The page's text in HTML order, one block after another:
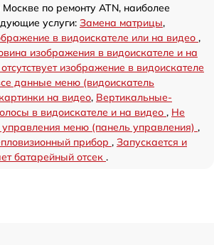
по ремонту ATN, наиболее
услуги: Замена матрицы,
в видоискателе или на видео ,
изображения в видоискателе и на
изображение в видоискателе
данные меню (видоискатель
на видео, Вертикальные-
в видоискателе и на видео , Не
управления меню (панель управления) ,
прибор , Запускается и
батарейный отсек .